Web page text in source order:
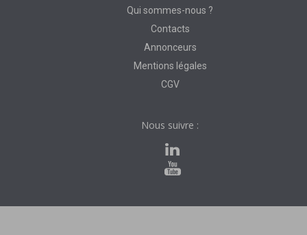
Qui sommes-nous ?
Contacts
Annonceurs
Mentions légales
CGV
Nous suivre :